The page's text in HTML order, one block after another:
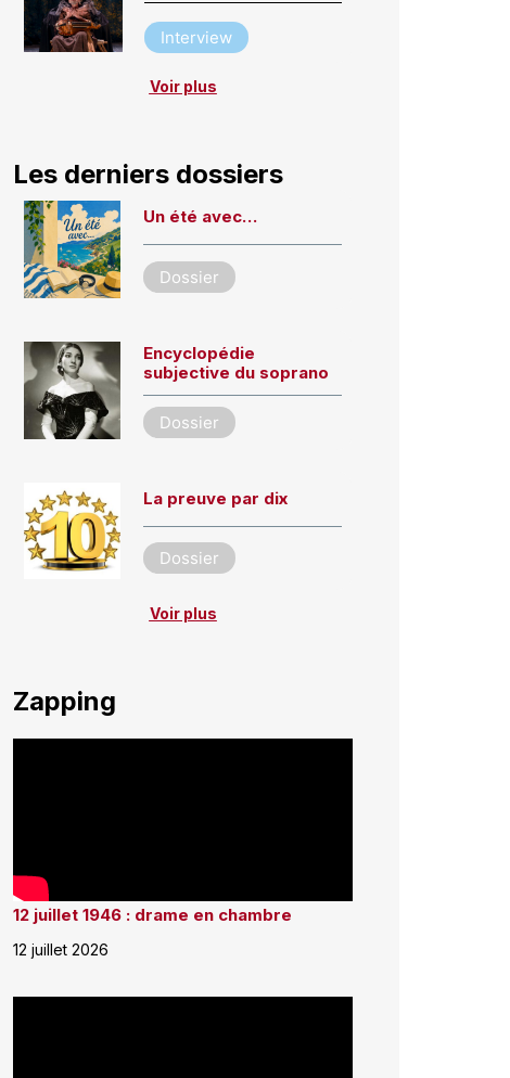
Interview
Voir plus
Les derniers dossiers
Un été avec…
Dossier
Encyclopédie
subjective du soprano
Dossier
La preuve par dix
Dossier
Voir plus
Zapping
12 juillet 1946 : drame en chambre
12 juillet 2026